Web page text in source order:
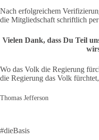
vollständig ausfüllen,
unsere
wuerzburg.de
Nach erfolgreichem
die Mitgliedschaft schriftlich
Vielen Dank, dass Du Teil
Wo das Volk die Regierung
die Regierung das Volk
Thomas Jefferson
#dieBasis